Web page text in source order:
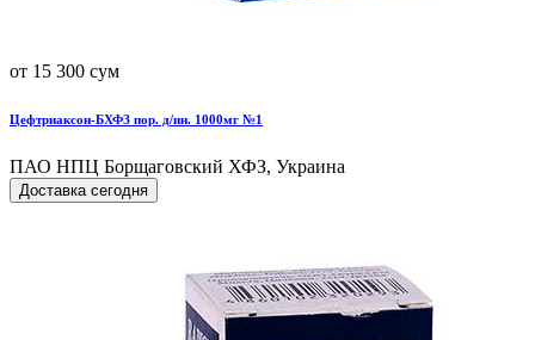
от 15 300 сум
Цефтриаксон-БХФЗ пор. д/ин. 1000мг №1
ПАО НПЦ Борщаговский ХФЗ, Украина
Доставка сегодня